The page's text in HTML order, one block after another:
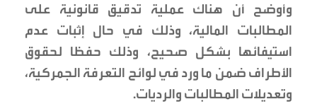
وأوضح أن هناك عملية تدقيق قانونية على
المطالبات المالية، وذلك في حال إثبات عدم
استيفائها بشكل صحيح، وذلك حفظا لحقوق
الأطراف ضمن ما ورد في لوائح التعرفة الجمركية،
وتعديلات المطالبات والرديات.